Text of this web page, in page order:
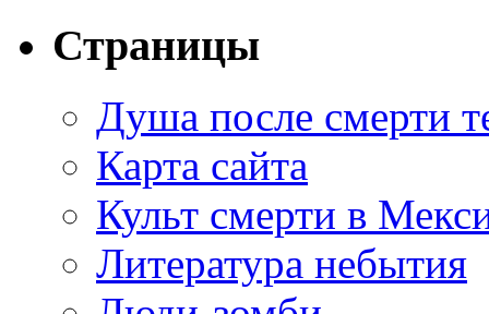
Страницы
Душа после смерти
Карта сайта
Культ смерти в
Литература небытия